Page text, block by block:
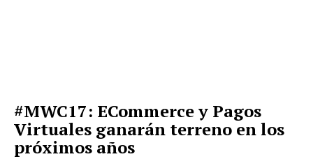
#MWC17: ECommerce y Pagos
Virtuales ganarán terreno en los
próximos años